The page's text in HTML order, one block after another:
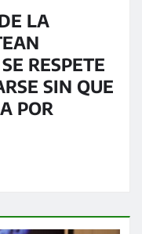
LA
RESPETE
SIN QUE
POR